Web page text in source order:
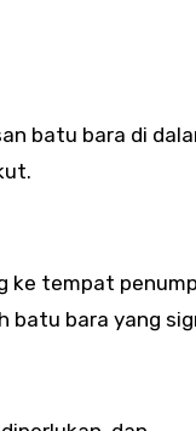
batu bara di
ke tempat
batu bara yang